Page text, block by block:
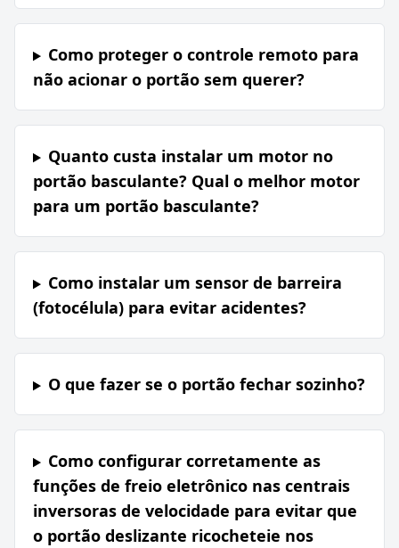
Como proteger o controle remoto para
não acionar o portão sem querer?
Quanto custa instalar um motor no
portão basculante? Qual o melhor motor
para um portão basculante?
Como instalar um sensor de barreira
(fotocélula) para evitar acidentes?
O que fazer se o portão fechar sozinho?
Como configurar corretamente as
funções de freio eletrônico nas centrais
inversoras de velocidade para evitar que
o portão deslizante ricocheteie nos